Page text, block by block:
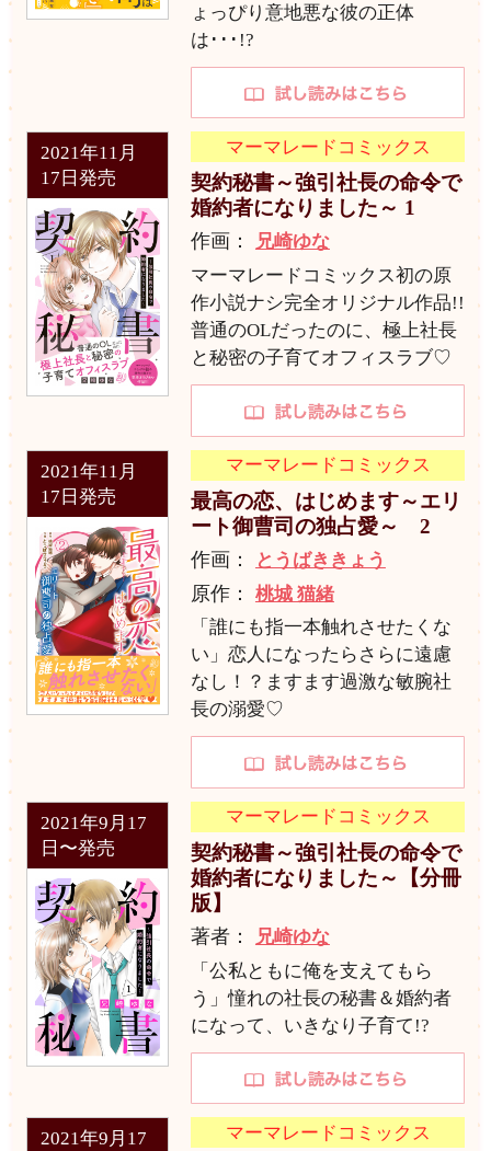
ょっぴり意地悪な彼の正体
は･･･!?
2021年11月
17日発売
マーマレードコミックス
契約秘書～強引社長の命令で
婚約者になりました～ 1
作画：
兄崎ゆな
マーマレードコミックス初の原
作小説ナシ完全オリジナル作品!!
普通のOLだったのに、極上社長
と秘密の子育てオフィスラブ♡
2021年11月
17日発売
マーマレードコミックス
最高の恋、はじめます～エリ
ート御曹司の独占愛～ 2
作画： とうばききょう
原作： 桃城 猫緒
「誰にも指一本触れさせたくな
い」恋人になったらさらに遠慮
なし！？ますます過激な敏腕社
長の溺愛♡
2021年9月17
日〜発売
マーマレードコミックス
契約秘書～強引社長の命令で
婚約者になりました～【分冊
版】
著者：
兄崎ゆな
「公私ともに俺を支えてもら
う」憧れの社長の秘書＆婚約者
になって、いきなり子育て!?
2021年9月17
マーマレードコミックス